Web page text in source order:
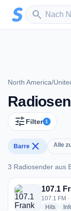
Zum Hauptinhalt
search
Sender
North America/
tune Filter 1
Barre close Alle
3 Radiosender aus
3 Radiosender
107.1
107.1 FM
Hitsradio